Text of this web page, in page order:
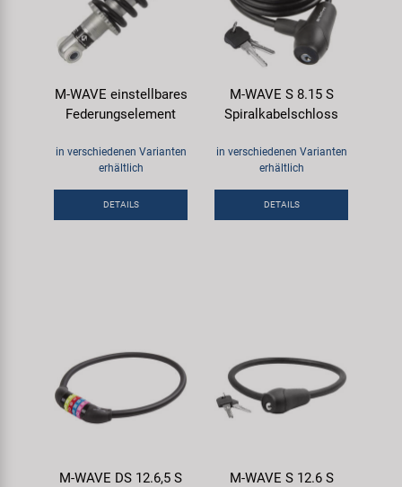
M-WAVE einstellbares
Federungselement
in verschiedenen Varianten
erhältlich
DETAILS
M-WAVE S 8.15 S
Spiralkabelschloss
in verschiedenen Varianten
erhältlich
DETAILS
M-WAVE DS 12.6,5 S
M-WAVE S 12.6 S